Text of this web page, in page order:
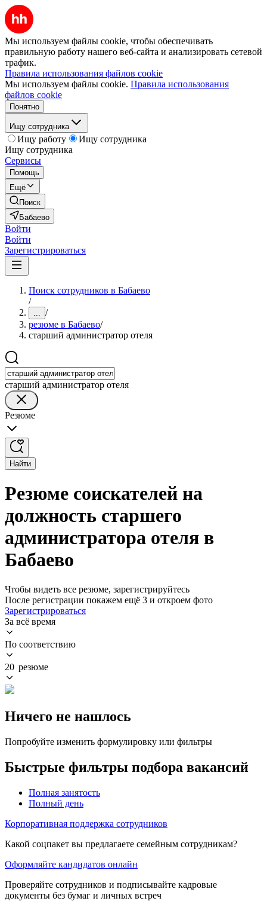
Мы используем файлы cookie, чтобы обеспечивать
правильную работу нашего веб-сайта и анализировать сетевой
трафик.
Правила использования файлов cookie
Мы используем файлы cookie. Правила использования
файлов cookie
Понятно
Ищу сотрудника
Ищу работу
Ищу сотрудника
Ищу сотрудника
Сервисы
Помощь
Ещё
Поиск
Бабаево
Войти
Войти
Зарегистрироваться
Поиск сотрудников в Бабаево
/
... /
резюме в Бабаево/
старший администратор отеля
старший администратор отеля
Резюме
Найти
Резюме соискателей на
должность старшего
администратора отеля в
Бабаево
Чтобы видеть все резюме, зарегистрируйтесь
После регистрации покажем ещё 3 и откроем фото
Зарегистрироваться
За всё время
По соответствию
20 резюме
Ничего не нашлось
Попробуйте изменить формулировку или фильтры
Быстрые фильтры подбора вакансий
Полная занятость
Полный день
Корпоративная поддержка сотрудников
Какой соцпакет вы предлагаете семейным сотрудникам?
Оформляйте кандидатов онлайн
Проверяйте сотрудников и подписывайте кадровые
документы без бумаг и личных встреч